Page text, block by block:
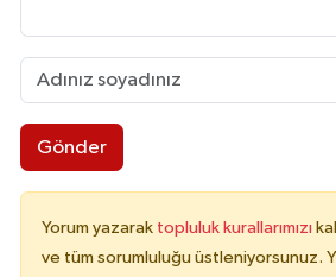
Gönder
Yorum yazarak topluluk kurallarımızı
ve tüm sorumluluğu üstleniyorsunuz.